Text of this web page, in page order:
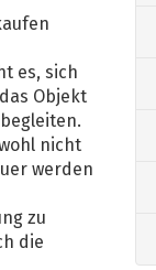
es, sich
Objekt
nicht
werden
zu
die